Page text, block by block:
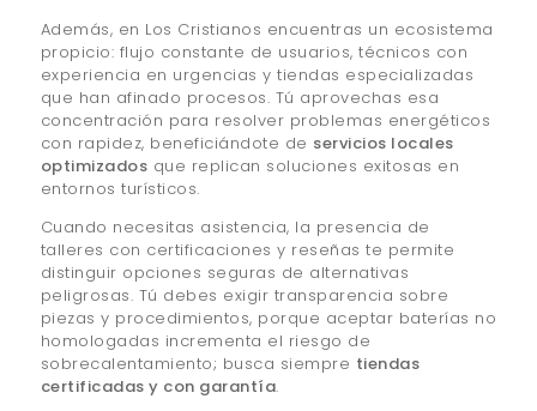
Además, en Los Cristianos encuentras un ecosistema
propicio: flujo constante de usuarios, técnicos con
experiencia en urgencias y tiendas especializadas
que han afinado procesos. Tú aprovechas esa
concentración para resolver problemas energéticos
con rapidez, beneficiándote de servicios locales
optimizados que replican soluciones exitosas en
entornos turísticos.
Cuando necesitas asistencia, la presencia de
talleres con certificaciones y reseñas te permite
distinguir opciones seguras de alternativas
peligrosas. Tú debes exigir transparencia sobre
piezas y procedimientos, porque aceptar baterías no
homologadas incrementa el riesgo de
sobrecalentamiento; busca siempre tiendas
certificadas y con garantía.